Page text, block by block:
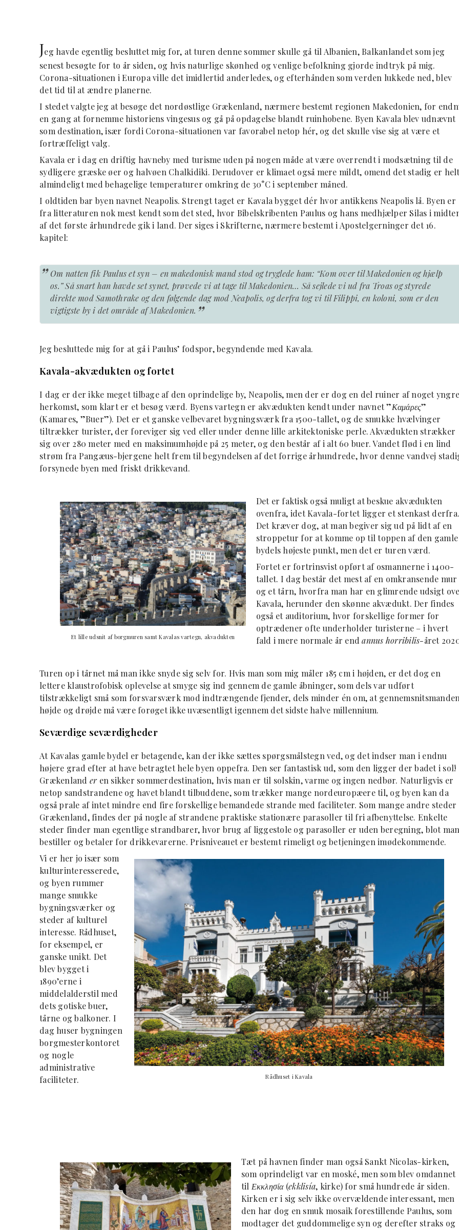
Jeg havde egentlig besluttet mig for, at turen denne sommer skulle gå til Albanien, Balkanlandet som jeg
senest besøgte for to år siden, og hvis naturlige skønhed og venlige befolkning gjorde indtryk på mig.
Corona-situationen i Europa ville det imidlertid anderledes, og efterhånden som verden lukkede ned, blev
det tid til at ændre planerne.
I stedet valgte jeg at besøge det nordøstlige Grækenland, nærmere bestemt regionen Makedonien, for
en gang at fornemme historiens vingesus og gå på opdagelse blandt ruinhobene. Byen Kavala blev udnævnt
som destination, især fordi Corona-situationen var favorabel netop hér, og det skulle vise sig at være et
fortræffeligt valg.
Kavala er i dag en driftig havneby med turisme uden på nogen måde at være overrendt i modsætning til de
sydligere græske øer og halvøen Chalkidiki. Derudover er klimaet også mere mildt, omend det stadig er
almindeligt med behagelige temperaturer omkring de 30°C i september måned.
I oldtiden bar byen navnet Neapolis. Strengt taget er Kavala bygget dér hvor antikkens Neapolis lå. Byen er
fra litteraturen nok mest kendt som det sted, hvor Bibelskribenten Paulus og hans medhjælper Silas i
af det første århundrede gik i land. Der siges i Skrifterne, nærmere bestemt i Apostelgerninger det 16.
kapitel:
” Om natten fik Paulus et syn – en makedonisk mand stod og tryglede ham: “Kom over til Makedonien og hjælp
os.” Så snart han havde set synet, prøvede vi at tage til Makedonien… Så sejlede vi ud fra Troas og styrede
direkte mod Samothrake og den følgende dag mod Neapolis, og derfra tog vi til Filippi, en koloni, som er den
vigtigste by i det område af Makedonien. ”
Jeg besluttede mig for at gå i Paulus’ fodspor, begyndende med Kavala.
Kavala-akvædukten og fortet
I dag er der ikke meget tilbage af den oprindelige by, Neapolis, men der er dog en del ruiner af noget yngre
herkomst, som klart er et besøg værd. Byens vartegn er akvædukten kendt under navnet ”Καμάρες”
(Kamares, ”Buer”). Det er et ganske velbevaret bygningsværk fra 1500-tallet, og de smukke hvælvinger
tiltrækker turister, der foreviger sig ved eller under denne lille arkitektoniske perle. Akvædukten strækker
sig over 280 meter med en maksimumhøjde på 25 meter, og den består af i alt 60 buer. Vandet flød i en lind
strøm fra Pangæus-bjergene helt frem til begyndelsen af det forrige århundrede, hvor denne vandvej
forsynede byen med friskt drikkevand.
Et lille udsnit af borgmuren samt Kavalas vartegn, akvadukten
Det er faktisk også muligt at beskue akvædukten
ovenfra, idet Kavala-fortet ligger et stenkast derfra.
Det kræver dog, at man begiver sig ud på lidt af en
stroppetur for at komme op til toppen af den gamle
bydels højeste punkt, men det er turen værd.
Fortet er fortrinsvist opført af osmannerne i 1400-
tallet. I dag består det mest af en omkransende mur
og et tårn, hvorfra man har en glimrende udsigt
Kavala, herunder den skønne akvædukt. Der findes
også et auditorium, hvor forskellige former for
optrædener ofte underholder turisterne – i hvert
fald i mere normale år endannus horribilis-året
Turen op i tårnet må man ikke snyde sig selv for. Hvis man som mig måler 185 cm i højden, er det dog en
lettere klaustrofobisk oplevelse at smyge sig ind gennem de gamle åbninger, som dels var udført
tilstrækkeligt små som forsvarsværk mod indtrængende fjender, dels minder én om, at
højde og drøjde må være forøget ikke uvæsentligt igennem det sidste halve millennium.
Seværdige seværdigheder
At Kavalas gamle bydel er betagende, kan der ikke sættes spørgsmålstegn ved, og det indser man i endnu
højere grad efter at have betragtet hele byen oppefra. Den ser fantastisk ud, som den ligger der badet i sol!
Grækenland eren sikker sommerdestination, hvis man er til solskin, varme og ingen nedbør. Naturligvis er
netop sandstrandene og havet blandt tilbuddene, som trækker mange nordeuropæere til, og byen kan da
også prale af intet mindre end fire forskellige bemandede strande med faciliteter. Som mange andre steder
Grækenland, findes der på nogle af strandene praktiske stationære parasoller til fri afbenyttelse. Enkelte
steder finder man egentlige strandbarer, hvor brug af liggestole og parasoller er uden beregning, blot
bestiller og betaler for drikkevarerne. Prisniveauet er bestemt rimeligt og betjeningen imødekommende.
Rådhuset i Kavala
Vi er her jo især som
kulturinteresserede,
og byen rummer
mange smukke
bygningsværker og
steder af kulturel
interesse. Rådhuset,
for eksempel, er
ganske unikt. Det
blev bygget i
1890’erne i
middelalderstil med
dets gotiske buer,
tårne og balkoner. I
dag huser bygningen
borgmesterkontoret
og nogle
administrative
faciliteter.
Tæt på havnen finder man også Sankt Nicolas-kirken,
som oprindeligt var en moské, men som blev omdannet
til Εκκλησία(ekklisía, kirke) for små hundrede år siden.
Kirken er i sig selv ikke overvældende interessant, men
den har dog en smuk mosaik forestillende Paulus, som
modtager det guddommelige syn og derefter straks og